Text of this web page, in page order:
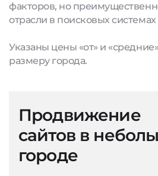
факторов, но
отрасли в поисковых
Указаны цены «от» и
размеру города.
Продвижение
сайтов в
городе